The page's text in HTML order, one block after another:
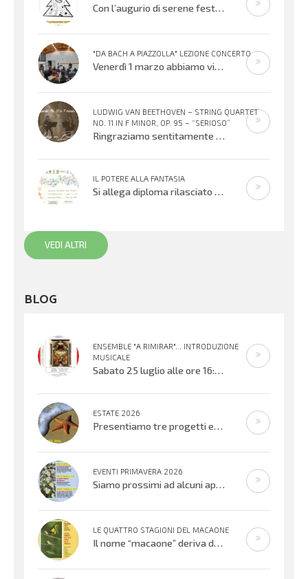
"DA BACH A PIAZZOLLA" LEZIONE CONCERTO
LUDWIG VAN BEETHOVEN – STRING QUARTET
NO. 11 IN F MINOR, OP. 95 – “SERIOSO”
IL POTERE ALLA FANTASIA
VEDI ALTRI
BLOG
ENSEMBLE "A RIMIRAR"... INTRODUZIONE
MUSICALE
ESTATE 2026
EVENTI PRIMAVERA 2026
LE QUATTRO STAGIONI DEL MACAONE